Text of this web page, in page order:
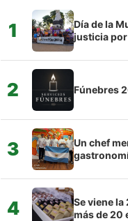
1
Día de la
justicia
2 Fúnebres
3
Un chef
4
Se viene
más de 20